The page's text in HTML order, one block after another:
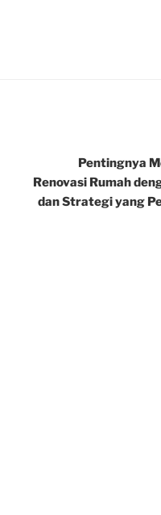
Pentingnya
Renovasi Rumah
dan Strategi yang